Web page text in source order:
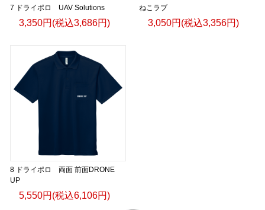
7 ドライポロ UAV Solutions
3,350円(税込3,686円)
ねこラブ
3,050円(税込3,356円)
8 ドライポロ 両面 前面DRONE
UP
5,550円(税込6,106円)